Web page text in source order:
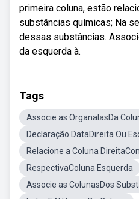
primeira coluna, estão
substâncias químicas; Na
dessas substâncias.
da esquerda à.
Tags
Associe as OrganalasDa
Declaração DataDireita Ou
Relacione a Coluna
RespectivaColuna Esquerda
Associe as ColunasDos